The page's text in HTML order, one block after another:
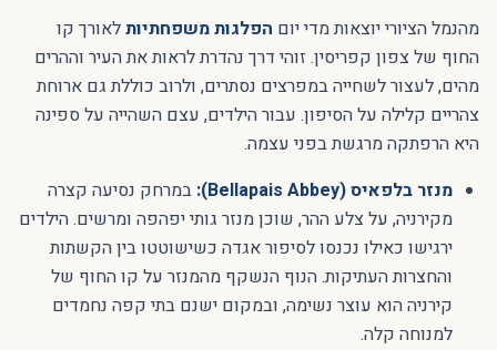
מהנמל הציורי יוצאות מדי יום הפלגות משפחתיותלאורך קו
החוף של צפון קפריסין. זוהי דרך נהדרת לראות את העיר וההרים
מהים, לעצור לשחייה במפרצים נסתרים, ולרוב כוללת גם ארוחת
צהריים קלילה על הסיפון. עבור הילדים, עצם השהייה על ספינה
היא הרפתקה מרגשת בפני עצמה.
מנזר בלפאיס (Bellapais Abbey):
במרחק נסיעה קצרה
מקירניה, על צלע ההר, שוכן מנזר גותי יפהפה ומרשים. הילדים
ירגישו כאילו נכנסו לסיפור אגדה כשישוטטו בין הקשתות
והחצרות העתיקות. הנוף הנשקף מהמנזר על קו החוף של
קירניה הוא עוצר נשימה, ובמקום ישנם בתי קפה נחמדים
למנוחה קלה.